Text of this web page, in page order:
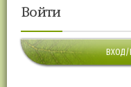
Войти
ВХОД/